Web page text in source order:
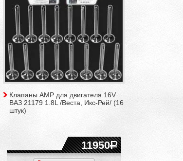
Клапаны AMP для двигателя 16V
ВАЗ 21179 1.8L /Веста, Икс-Рей/ (16
штук)
11950